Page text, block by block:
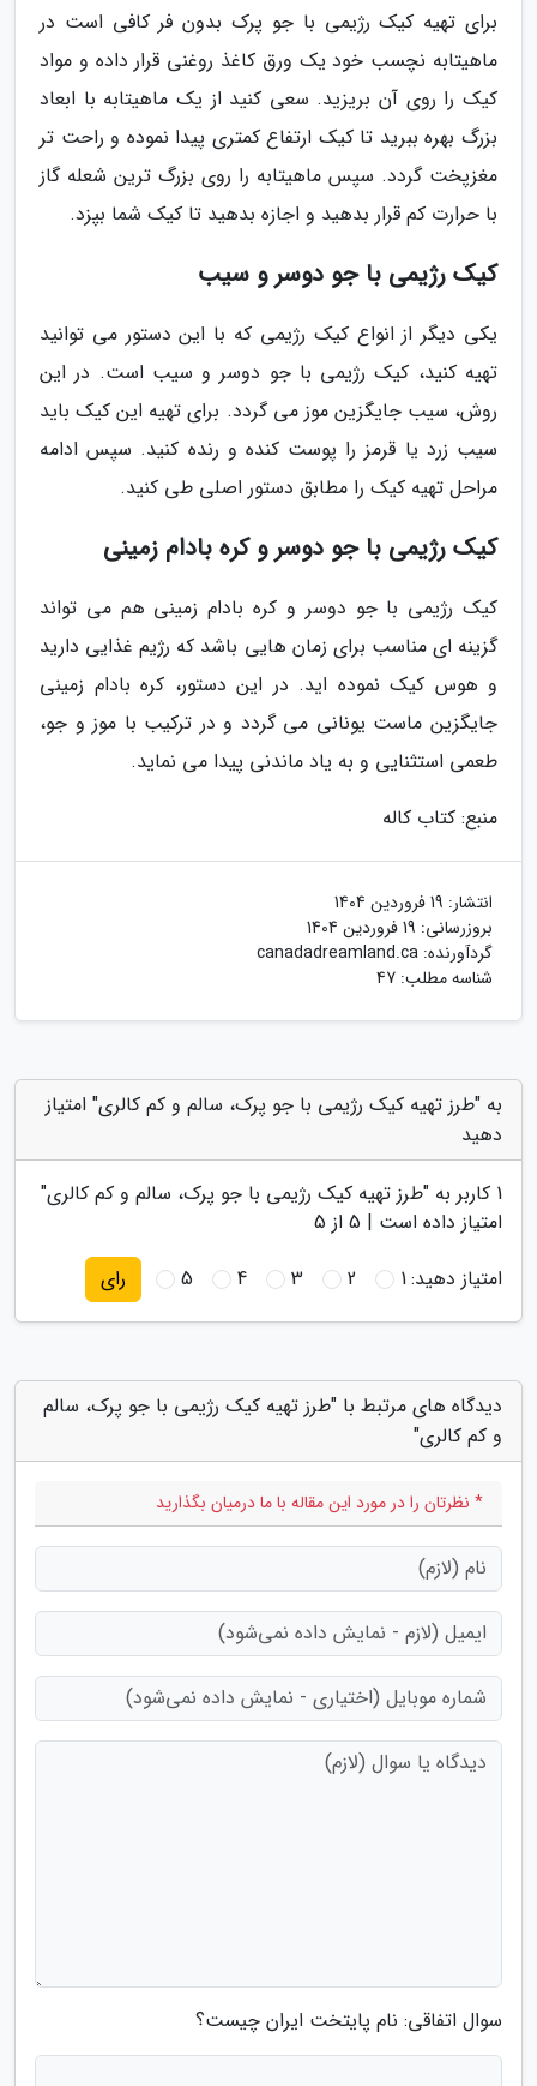
برای تهیه کیک رژیمی با جو پرک بدون فر کافی است در
ماهیتابه نچسب خود یک ورق کاغذ روغنی قرار داده و مواد
کیک را روی آن بریزید. سعی کنید از یک ماهیتابه با ابعاد
بزرگ بهره ببرید تا کیک ارتفاع کمتری پیدا نموده و راحت تر
مغزپخت گردد. سپس ماهیتابه را روی بزرگ ترین شعله گاز
با حرارت کم قرار بدهید و اجازه بدهید تا کیک شما بپزد.
کیک رژیمی با جو دوسر و سیب
یکی دیگر از انواع کیک رژیمی که با این دستور می توانید
تهیه کنید، کیک رژیمی با جو دوسر و سیب است. در این
روش، سیب جایگزین موز می گردد. برای تهیه این کیک باید
سیب زرد یا قرمز را پوست کنده و رنده کنید. سپس ادامه
مراحل تهیه کیک را مطابق دستور اصلی طی کنید.
کیک رژیمی با جو دوسر و کره بادام زمینی
کیک رژیمی با جو دوسر و کره بادام زمینی هم می تواند
گزینه ای مناسب برای زمان هایی باشد که رژیم غذایی دارید
و هوس کیک نموده اید. در این دستور، کره بادام زمینی
جایگزین ماست یونانی می گردد و در ترکیب با موز و جو،
طعمی استثنایی و به یاد ماندنی پیدا می نماید.
منبع: کتاب کاله
انتشار: 19 فروردین 1404
بروزرسانی: 19 فروردین 1404
گردآورنده: canadadreamland.ca
شناسه مطلب: 47
به "طرز تهیه کیک رژیمی با جو پرک، سالم و کم کالری" امتیاز
دهید
1 کاربر به "طرز تهیه کیک رژیمی با جو پرک، سالم و کم کالری"
امتیاز داده است | 5 از 5
امتیاز دهید:1
2
3
4
5 رای
دیدگاه های مرتبط با "طرز تهیه کیک رژیمی با جو پرک، سالم
و کم کالری"
* نظرتان را در مورد این مقاله با ما درمیان بگذارید
سوال اتفاقی: نام پایتخت ایران چیست؟